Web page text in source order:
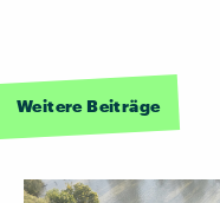
Weitere Beiträge